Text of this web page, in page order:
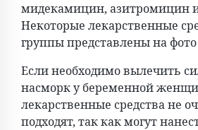
мидекамицин, азитромицин и
Некоторые лекарственные
группы представлены на
Если необходимо вылечить
насморк у беременной
лекарственные средства не
подходят, так как могут